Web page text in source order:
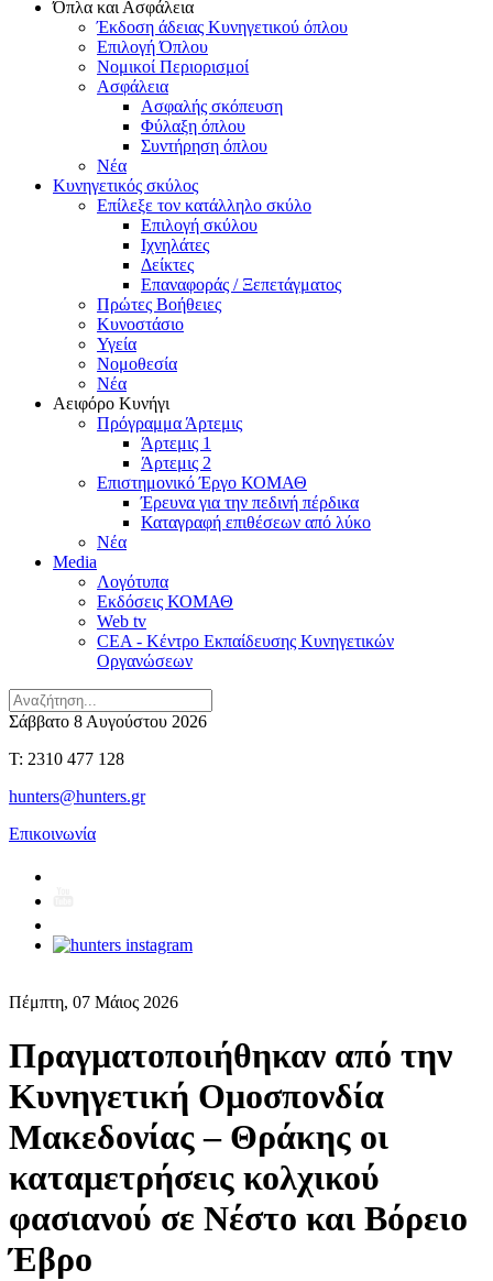
Όπλα και Ασφάλεια
Έκδοση άδειας Κυνηγετικού όπλου
Επιλογή Όπλου
Νομικοί Περιορισμοί
Ασφάλεια
Ασφαλής σκόπευση
Φύλαξη όπλου
Συντήρηση όπλου
Νέα
Κυνηγετικός σκύλος
Επίλεξε τον κατάλληλο σκύλο
Επιλογή σκύλου
Ιχνηλάτες
Δείκτες
Επαναφοράς / Ξεπετάγματος
Πρώτες Βοήθειες
Κυνοστάσιο
Υγεία
Νομοθεσία
Νέα
Αειφόρο Κυνήγι
Πρόγραμμα Άρτεμις
Άρτεμις 1
Άρτεμις 2
Επιστημονικό Έργο ΚΟΜΑΘ
Έρευνα για την πεδινή πέρδικα
Καταγραφή επιθέσεων από λύκο
Νέα
Media
Λογότυπα
Εκδόσεις ΚΟΜΑΘ
Web tv
CEA - Κέντρο Εκπαίδευσης Κυνηγετικών
Οργανώσεων
Σάββατο 8 Αυγούστου 2026
T: 2310 477 128
hunters@hunters.gr
Επικοινωνία
Πέμπτη, 07 Μάιος 2026
Πραγματοποιήθηκαν από την
Κυνηγετική Ομοσπονδία
Μακεδονίας – Θράκης οι
καταμετρήσεις κολχικού
φασιανού σε Νέστο και Βόρειο
Έβρο